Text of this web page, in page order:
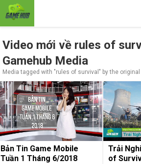
Video mới về rules of
Gamehub Media
Media tagged with "rules of survival" by the
Bản Tin Game Mobile
Tuần 1 Tháng 6/2018
Trải
of